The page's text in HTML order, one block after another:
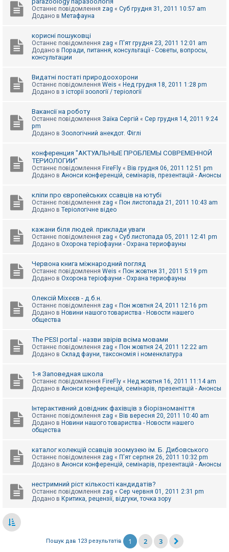
Останнє повідомлення zag « Суб грудня 31, 2011 10:57 am
Додано в Метафауна
корисні пошуковці
Останнє повідомлення zag « П'ят грудня 23, 2011 12:01 am
Додано в Поради, питання, консультації - Советы, вопросы,
консультации
Видатні постаті природоохорони
Останнє повідомлення Weis « Нед грудня 18, 2011 1:28 pm
Додано в з історії зоології / теріології
Вакансії на роботу
Останнє повідомлення Заїка Сергій « Сер грудня 14, 2011 9:24
pm
Додано в Зоологічний анекдот. Фіглі
конференция "АКТУАЛЬНЫЕ ПРОБЛЕМЫ СОВРЕМЕННОЙ
ТЕРИОЛОГИИ"
Останнє повідомлення FireFly « Вів грудня 06, 2011 12:51 pm
Додано в Анонси конференцій, семінарів, презентацій - Анонсы
кліпи про європейських ссавців на ютубі
Останнє повідомлення zag « Пон листопада 21, 2011 10:43 am
Додано в Теріологічне відео
кажани біля людей. приклади уваги
Останнє повідомлення zag « Суб листопада 05, 2011 12:41 pm
Додано в Охорона теріофауни - Охрана териофауны
Червона книга міжнародний погляд
Останнє повідомлення Weis « Пон жовтня 31, 2011 5:19 pm
Додано в Охорона теріофауни - Охрана териофауны
Олексій Міхєєв - д.б.н.
Останнє повідомлення zag « Пон жовтня 24, 2011 12:16 pm
Додано в Новини нашого товариства - Новости нашего
общества
The PESI portal - назви звірів всіма мовами
Останнє повідомлення zag « Пон жовтня 24, 2011 12:22 am
Додано в Склад фауни, таксономія і номенклатура
1-я Заповедная школа
Останнє повідомлення FireFly « Нед жовтня 16, 2011 11:14 am
Додано в Анонси конференцій, семінарів, презентацій - Анонсы
Інтерактивний довідник фахівців з біорізноманіття
Останнє повідомлення zag « Вів вересня 20, 2011 10:40 am
Додано в Новини нашого товариства - Новости нашего
общества
каталог колекцій ссавців зоомузею ім. Б. Дибовського
Останнє повідомлення zag « П'ят серпня 26, 2011 10:32 pm
Додано в Анонси конференцій, семінарів, презентацій - Анонсы
нестримний ріст кількості кандидатів?
Останнє повідомлення zag « Сер червня 01, 2011 2:31 pm
Додано в Критика, рецензії, відгуки, точка зору
Пошук дав 123 результатів 1 2 3